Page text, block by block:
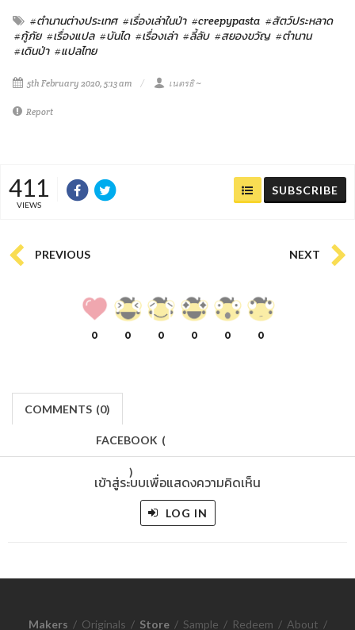
#ตำนานต่างประเทศ #เรื่องเล่าในป่า #creepypasta #สัตว์ประหลาด
#กู้ภัย #เรื่องแปล #บันได #เรื่องเล่า #ลี้ลับ #สยองขวัญ #ตำนาน
#เดินป่า #แปลไทย
5th February 2020, 5:13 am เนตรธิ ~
Report
411
VIEWS
SUBSCRIBE
PREVIOUS NEXT
0 0 0 0 0 0
COMMENTS (0)
FACEBOOK (
)
เข้าสู่ระบบเพื่อแสดงความคิดเห็น
LOG IN
Makers / Originals / Store / Sample / Redeem / About /